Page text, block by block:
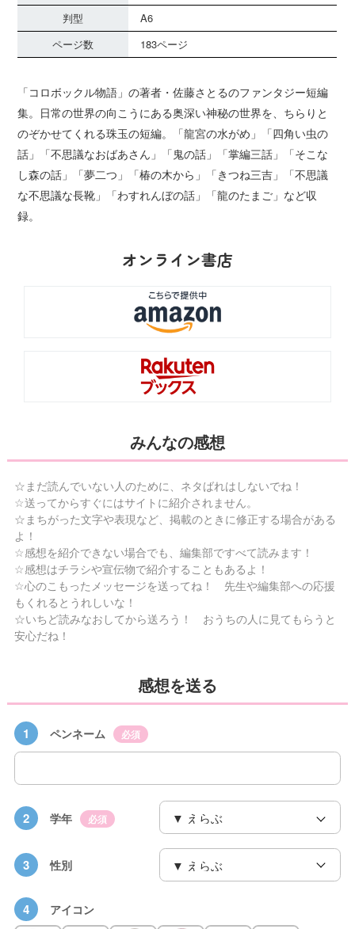
判型
A6
ページ数
183ページ
「コロボックル物語」の著者・佐藤さとるのファンタジー短編
集。日常の世界の向こうにある奥深い神秘の世界を、ちらりと
のぞかせてくれる珠玉の短編。「龍宮の水がめ」「四角い虫の
話」「不思議なおばあさん」「鬼の話」「掌編三話」「そこな
し森の話」「夢二つ」「椿の木から」「きつね三吉」「不思議
な不思議な長靴」「わすれんぼの話」「龍のたまご」など収
録。
オンライン書店
みんなの感想
☆まだ読んでいない人のために、ネタばれはしないでね！
☆送ってからすぐにはサイトに紹介されません。
☆まちがった文字や表現など、掲載のときに修正する場合がある
よ！
☆感想を紹介できない場合でも、編集部ですべて読みます！
☆感想はチラシや宣伝物で紹介することもあるよ！
☆心のこもったメッセージを送ってね！ 先生や編集部への応援
もくれるとうれしいな！
☆いちど読みなおしてから送ろう！ おうちの人に見てもらうと
安心だね！
感想を送る
1 ペンネーム 必須
2 学年 必須
3 性別
4 アイコン